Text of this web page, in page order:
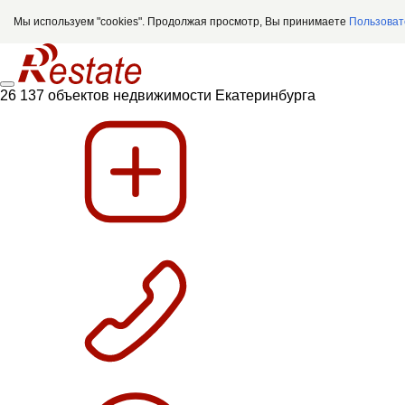
Мы используем "cookies". Продолжая просмотр, Вы принимаете
26 137 объектов недвижимости Екатеринбурга